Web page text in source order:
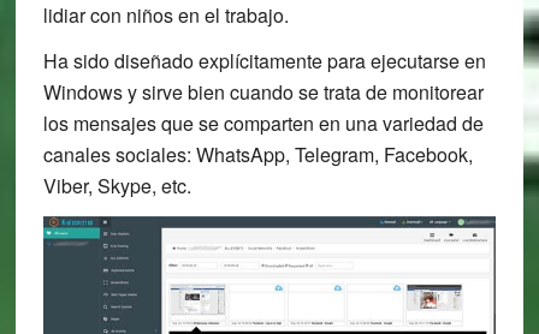
lidiar con niños en el trabajo.
Ha sido diseñado explícitamente para ejecutarse en
Windows y sirve bien cuando se trata de monitorear
los mensajes que se comparten en una variedad de
canales sociales: WhatsApp, Telegram, Facebook,
Viber, Skype, etc.